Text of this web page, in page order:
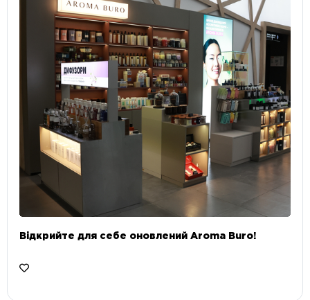
Відкрийте для себе оновлений Aroma Buro! ⠀